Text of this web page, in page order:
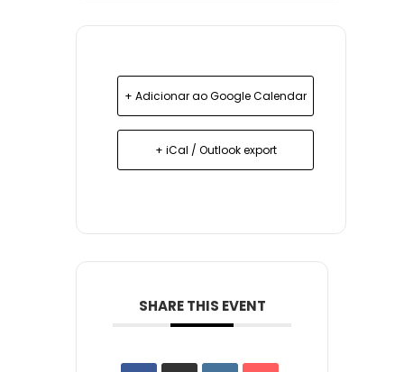
+ Adicionar ao Google Calendar
+ iCal / Outlook export
SHARE THIS EVENT